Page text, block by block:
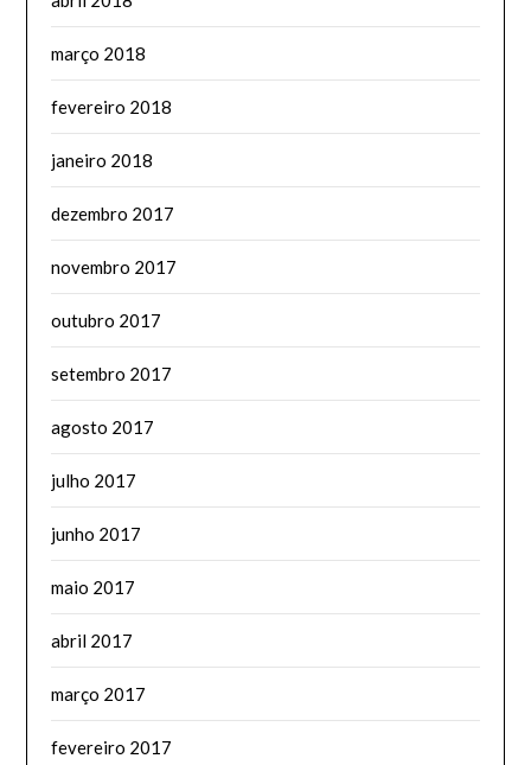
março 2018
fevereiro 2018
janeiro 2018
dezembro 2017
novembro 2017
outubro 2017
setembro 2017
agosto 2017
julho 2017
junho 2017
maio 2017
abril 2017
março 2017
fevereiro 2017